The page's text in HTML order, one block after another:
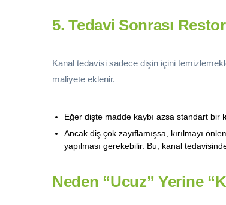
5. Tedavi Sonrası
Kanal tedavisi sadece dişin içini
maliyete eklenir.
Eğer dişte madde kaybı azsa standart bir
Ancak diş çok zayıflamışsa, kırılmayı
yapılması gerekebilir. Bu, kanal
Neden “Ucuz” Yerine